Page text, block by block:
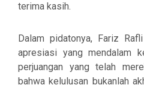
terima kasih.
Dalam pidatonya, Fariz
apresiasi yang mendalam
perjuangan yang telah
bahwa kelulusan bukanlah